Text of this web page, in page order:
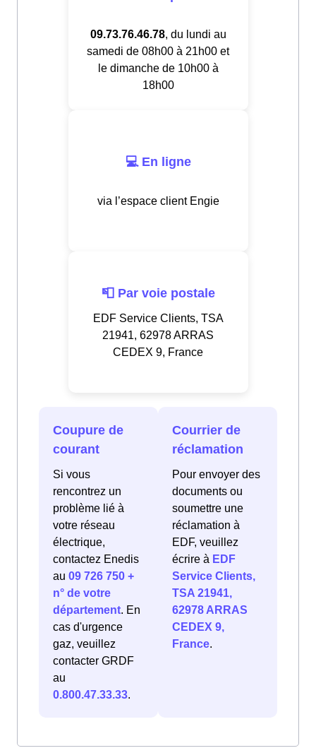
09.73.76.46.78, du lundi au
samedi de 08h00 à 21h00 et
le dimanche de 10h00 à
18h00
💻 En ligne
via l’espace client Engie
📮 Par voie postale
EDF Service Clients, TSA
21941, 62978 ARRAS
CEDEX 9, France
Coupure de
courant
Si vous
rencontrez un
problème lié à
votre réseau
électrique,
contactez Enedis
au 09 726 750 +
n° de votre
département. En
cas d'urgence
gaz, veuillez
contacter GRDF
au
0.800.47.33.33.
Courrier de
réclamation
Pour envoyer des
documents ou
soumettre une
réclamation à
EDF, veuillez
écrire à EDF
Service Clients,
TSA 21941,
62978 ARRAS
CEDEX 9,
France.